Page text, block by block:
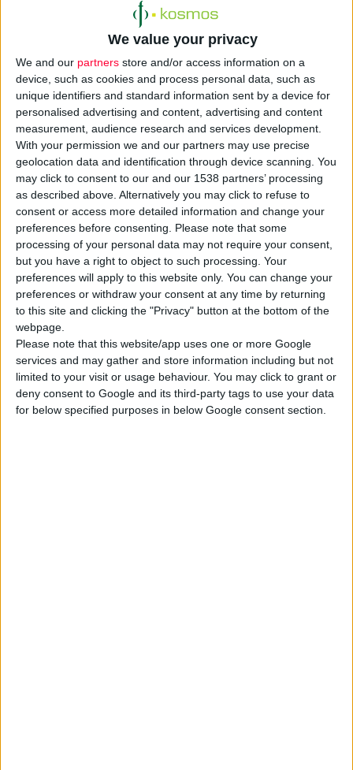
We value your privacy
We and our partners store and/or access information on a
device, such as cookies and process personal data, such as
unique identifiers and standard information sent by a device for
personalised advertising and content, advertising and content
measurement, audience research and services development.
With your permission we and our partners may use precise
geolocation data and identification through device scanning. You
may click to consent to our and our 1538 partners’ processing
as described above. Alternatively you may click to refuse to
consent or access more detailed information and change your
preferences before consenting.
Please note that some
processing of your personal data may not require your consent,
but you have a right to object to such processing. Your
preferences will apply to this website only. You can change your
preferences or withdraw your consent at any time by returning
to this site and clicking the "Privacy" button at the bottom of the
webpage.
Please note that this website/app uses one or more Google
services and may gather and store information including but not
limited to your visit or usage behaviour. You may click to grant or
deny consent to Google and its third-party tags to use your data
for below specified purposes in below Google consent section.
1/8/2018 3:26:52 μμ
Πώς να ενισχύσετε το φυσικό σας κολλαγόνο
Θα έχετε πιο νεανικό δέρμα και ξεκούραστη όψη